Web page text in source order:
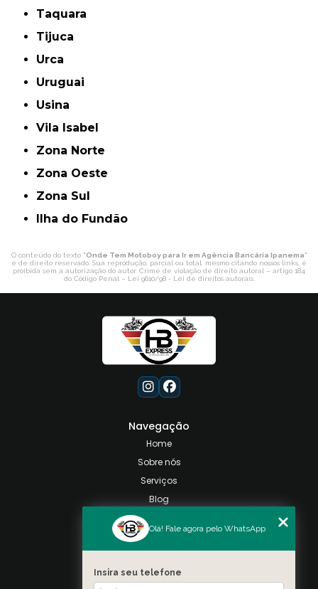
Taquara
Tijuca
Urca
Uruguai
Usina
Vila Isabel
Zona Norte
Zona Oeste
Zona Sul
ilha do Fundão
O conteúdo do texto "Onde Tem Motoboy para Ir em Agência Bancária Ipanema"
é de direito reservado. Sua reprodução, parcial ou total, mesmo citando nossos links, é
proibida sem a autorização do autor. Crime de violação de direito autoral – artigo 184
do Código Penal – Lei 9610/98 - Lei de direitos autorais.
Navegação
Home
Sobre nós
Serviços
Blog
Categorias
Mapa do site
Olá! Fale agora pelo WhatsApp
Insira seu telefone